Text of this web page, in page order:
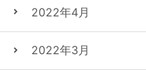
2022年4月
2022年3月